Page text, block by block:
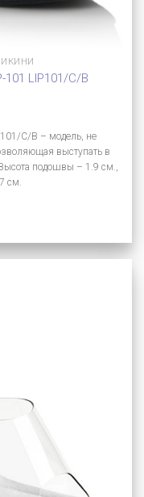
101 LIP101/C/B
C/B – модель, не
выступать в
подошвы – 1.9 см.,
см.